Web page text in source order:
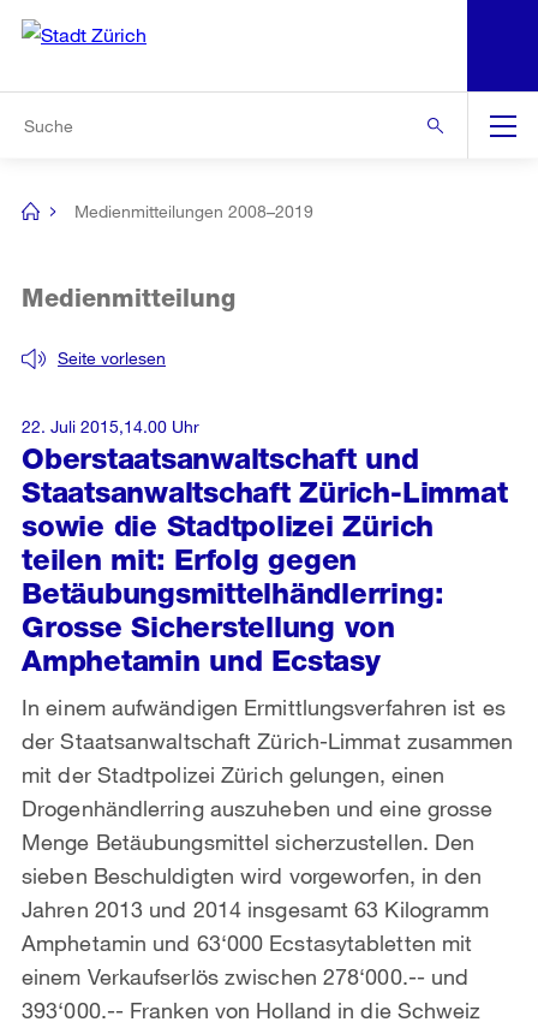
Navigation
[no
Medienmitteilungen 2008–2019
Oberstaatsanwaltschaft und
Staatsanwaltschaft Zürich-Limmat
sowie die Stadtpolizei Zürich
teilen mit: Erfolg gegen
Betäubungsmittelhändlerring:
Grosse Sicherstellung von
Amphetamin und Ecstasy
Seite vorlesen
Medienmitteilung
In einem aufwändigen Ermittlungsverfahren ist es
der Staatsanwaltschaft Zürich-Limmat zusammen
mit der Stadtpolizei Zürich gelungen, einen
Drogenhändlerring auszuheben und eine grosse
Menge Betäubungsmittel sicherzustellen. Den
sieben Beschuldigten wird vorgeworfen, in den
Jahren 2013 und 2014 insgesamt 63 Kilogramm
Amphetamin und 63‘000 Ecstasytabletten mit
einem Verkaufserlös zwischen 278‘000.-- und
393‘000.-- Franken von Holland in die Schweiz
22. Juli 2015,14.00 Uhr